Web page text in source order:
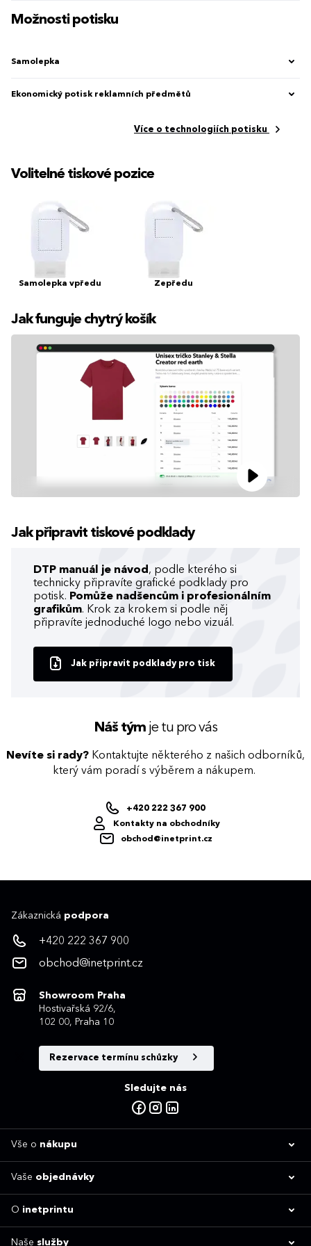
Možnosti potisku
Samolepka
Ekonomický potisk reklamních předmětů
Více o technologiích potisku
Volitelné tiskové pozice
Samolepka vpředu Zepředu
Jak funguje chytrý košík
Jak připravit tiskové podklady
DTP manuál je návod , podle kterého si
technicky připravíte grafické podklady pro
potisk. Pomůže nadšencům i profesionálním
grafikům. Krok za krokem si podle něj
připravíte jednoduché logo nebo vizuál.
Jak připravit podklady pro tisk
Náš týmje tu pro vás
Nevíte si rady? Kontaktujte některého z našich odborníků,
který vám poradí s výběrem a nákupem.
+420 222 367 900
Kontakty na obchodníky
obchod@inetprint.cz
Zákaznická podpora
+420 222 367 900
obchod@inetprint.cz
Showroom Praha
Hostivařská 92/6,
102 00, Praha 10
Rezervace termínu schůzky
Sledujte nás
Vše o nákupu
Vaše objednávky
O inetprintu
Naše služby